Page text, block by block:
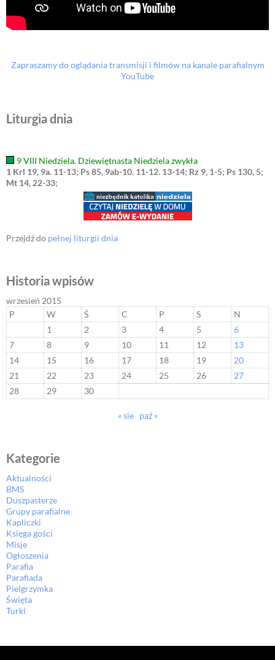
Zapraszamy do oglądania transmisji i filmów na kanale parafialnym
YouTube
Liturgia dnia
9 VIII Niedziela. Dziewiętnasta Niedziela zwykła
1 Krl 19, 9a. 11-13; Ps 85, 9ab-10. 11-12. 13-14; Rz 9, 1-5; Ps 130, 5;
Mt 14, 22-33;
Przejdź do pełnej liturgii dnia
Historia wpisów
wrzesień 2015
P
W Ś C P S
N
1
2 3 4 5
6
7
8 9 10 11 12
13
14
15 16 17 18 19
20
21
22 23 24 25 26
27
28
29 30
« sie paź »
Kategorie
Aktualności
BMS
Duszpasterze
Grupy parafialne
Kapliczki
Księga gości
Misje
Ogłoszenia
Parafia
Parafiada
Pielgrzymka
Święta
Turki